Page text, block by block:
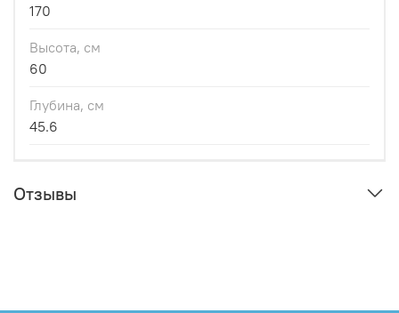
170
Высота, см
60
Глубина, см
45.6
Отзывы